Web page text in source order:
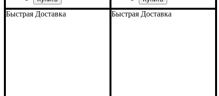
Быстрая Доставка Быстрая Доставка